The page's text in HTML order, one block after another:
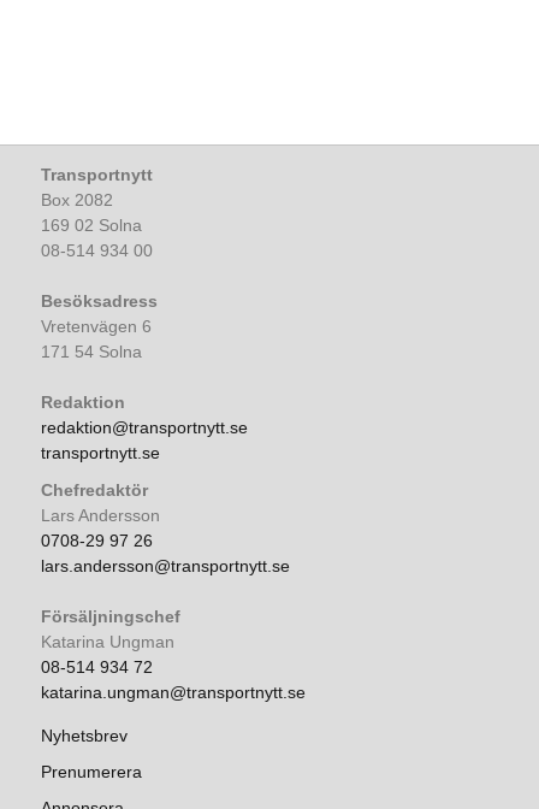
Transportnytt
Box 2082
169 02 Solna
08-514 934 00
Besöksadress
Vretenvägen 6
171 54 Solna
Redaktion
redaktion@transportnytt.se
transportnytt.se
Chefredaktör
Lars Andersson
0708-29 97 26
lars.andersson@transportnytt.se
Försäljningschef
Katarina Ungman
08-514 934 72
katarina.ungman@transportnytt.se
Nyhetsbrev
Prenumerera